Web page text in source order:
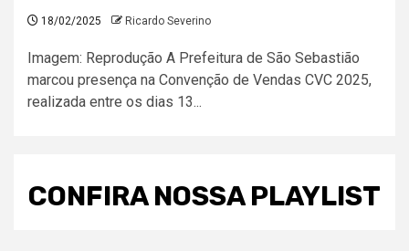
18/02/2025 Ricardo Severino
Imagem: Reprodução A Prefeitura de São Sebastião
marcou presença na Convenção de Vendas CVC 2025,
realizada entre os dias 13...
CONFIRA NOSSA PLAYLIST